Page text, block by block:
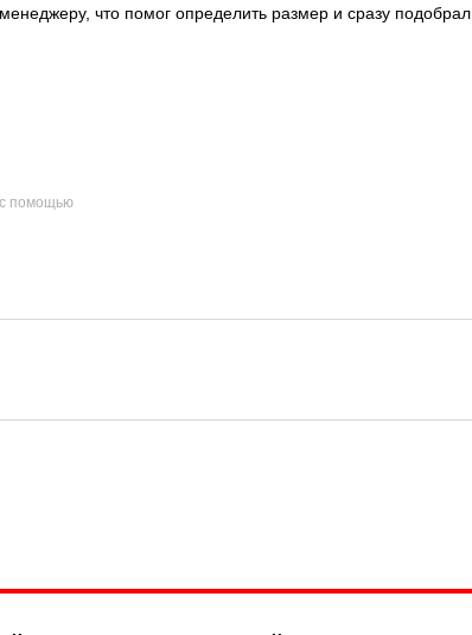
что помог определить размер и сразу подобрал
помощью